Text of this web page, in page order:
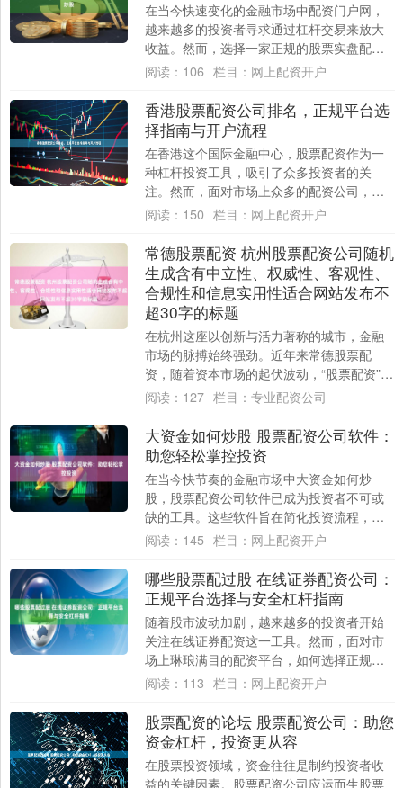
在当今快速变化的金融市场中配资门户网，
越来越多的投资者寻求通过杠杆交易来放大
收益。然而，选择一家正规的股票实盘配资
公司和安全的交易平台至关重要。本文将为
阅读： 106 栏目： 网上配资开户
香港股票配资公司排名，正规平台选
择指南与开户流程
在香港这个国际金融中心，股票配资作为一
种杠杆投资工具，吸引了众多投资者的关
注。然而，面对市场上众多的配资公司，如
何选择正规平台并顺利完成开户，成为投资
阅读： 150 栏目： 网上配资开户
常德股票配资 杭州股票配资公司随机
生成含有中立性、权威性、客观性、
合规性和信息实用性适合网站发布不
超30字的标题
在杭州这座以创新与活力著称的城市，金融
市场的脉搏始终强劲。近年来常德股票配
资，随着资本市场的起伏波动，“股票配资”这
一词汇频繁出现在部分投资者的视野中，与
阅读： 127 栏目： 专业配资公司
大资金如何炒股 股票配资公司软件：
助您轻松掌控投资
在当今快节奏的金融市场中大资金如何炒
股，股票配资公司软件已成为投资者不可或
缺的工具。这些软件旨在简化投资流程，让
您轻松掌控投资组合。 吉首股票配资拥有经
阅读： 145 栏目： 网上配资开户
哪些股票配过股 在线证券配资公司：
正规平台选择与安全杠杆指南
随着股市波动加剧，越来越多的投资者开始
关注在线证券配资这一工具。然而，面对市
场上琳琅满目的配资平台，如何选择正规机
构并安全使用杠杆，成为投资者必须掌握的
阅读： 113 栏目： 网上配资开户
股票配资的论坛 股票配资公司：助您
资金杠杆，投资更从容
在股票投资领域，资金往往是制约投资者收
益的关键因素。股票配资公司应运而生股票